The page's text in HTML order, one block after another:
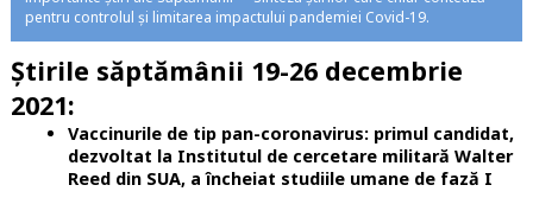
pentru controlul și limitarea impactului pandemiei Covid-19.
Știrile săptămânii 19-26 decembrie
2021:
Vaccinurile de tip pan-coronavirus: primul candidat,
dezvoltat la Institutul de cercetare militară Walter
Reed din SUA, a încheiat studiile umane de fază I